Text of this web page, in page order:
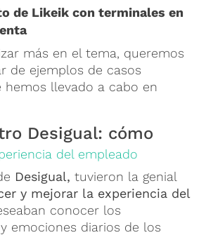
de Likeik con terminales en
más en el tema, queremos
de ejemplos de casos
hemos llevado a cabo en
Desigual: cómo
del empleado
Desigual, tuvieron la genial
y mejorar la experiencia del
conocer los
emociones diarios de los